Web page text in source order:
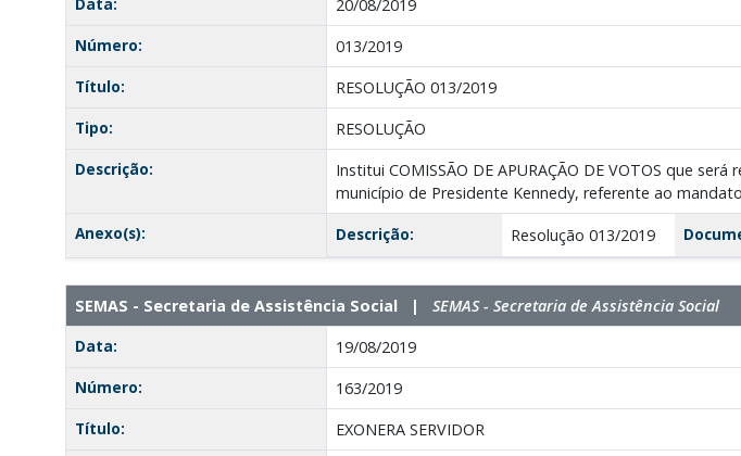
20/08/2019
Número:
013/2019
Título:
RESOLUÇÃO 013/2019
Tipo:
RESOLUÇÃO
Descrição:
Institui COMISSÃO DE APURAÇÃO DE VOTOS que
município de Presidente Kennedy, referente ao
Anexo(s):
Descrição: Resolução 013/2019
SEMAS - Secretaria de Assistência Social | SEMAS - Secretaria de Assistência Social
Data:
19/08/2019
Número:
163/2019
Título:
EXONERA SERVIDOR